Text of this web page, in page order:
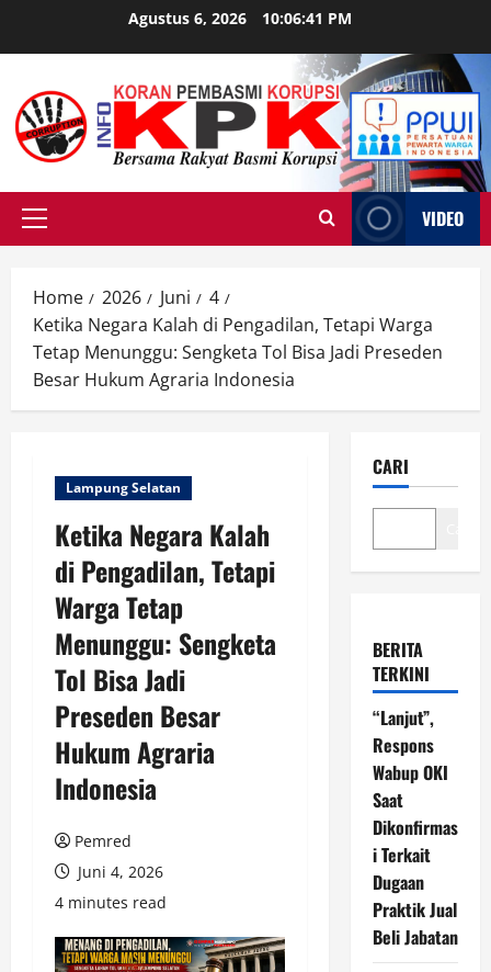
Agustus 6, 2026 10:06:42 PM
Primary
VIDEO
Home 2026 Juni
4
Ketika Negara Kalah di Pengadilan, Tetapi Warga
Tetap Menunggu: Sengketa Tol Bisa Jadi Preseden
Besar Hukum Agraria Indonesia
Lampung Selatan
Ketika Negara Kalah
di Pengadilan, Tetapi
Warga Tetap
Menunggu: Sengketa
Tol Bisa Jadi
Preseden Besar
Hukum Agraria
Indonesia
Pemred
Juni 4, 2026
4 minutes read
CARI
BERITA
TERKINI
“Lanjut”,
Respons
Wabup OKI
Saat
Dikonfirmas
i Terkait
Dugaan
Praktik Jual
Beli Jabatan